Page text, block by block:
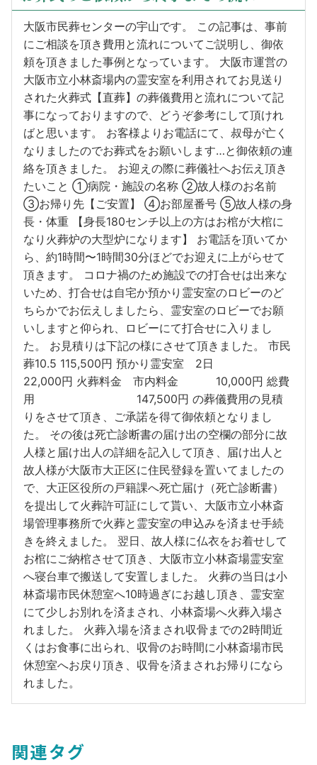
大阪市民葬センターの宇山です。 この記事は、事前
にご相談を頂き費用と流れについてご説明し、御依
頼を頂きました事例となっています。 大阪市運営の
大阪市立小林斎場内の霊安室を利用されてお見送り
された火葬式【直葬】の葬儀費用と流れについて記
事になっておりますので、どうぞ参考にして頂けれ
ばと思います。 お客様よりお電話にて、叔母が亡く
なりましたのでお葬式をお願いします…と御依頼の連
絡を頂きました。 お迎えの際に葬儀社へお伝え頂き
たいこと ①病院・施設の名称 ②故人様のお名前
③お帰り先【ご安置】 ④お部屋番号 ⑤故人様の身
長・体重 【身長180センチ以上の方はお棺が大棺に
なり火葬炉の大型炉になります】 お電話を頂いてか
ら、約1時間〜1時間30分ほどでお迎えに上がらせて
頂きます。 コロナ禍のため施設での打合せは出来な
いため、打合せは自宅か預かり霊安室のロビーのど
ちらかでお伝えしましたら、霊安室のロビーでお願
いしますと仰られ、ロビーにて打合せに入りまし
た。 お見積りは下記の様にさせて頂きました。 市民
葬10.5 115,500円 預かり霊安室 2日
22,000円 火葬料金 市内料金 10,000円 総費
用 147,500円 の葬儀費用の見積
りをさせて頂き、ご承諾を得て御依頼となりまし
た。 その後は死亡診断書の届け出の空欄の部分に故
人様と届け出人の詳細を記入して頂き、届け出人と
故人様が大阪市大正区に住民登録を置いてましたの
で、大正区役所の戸籍課へ死亡届け（死亡診断書）
を提出して火葬許可証にして貰い、大阪市立小林斎
場管理事務所で火葬と霊安室の申込みを済ませ手続
きを終えました。 翌日、故人様に仏衣をお着せして
お棺にご納棺させて頂き、大阪市立小林斎場霊安室
へ寝台車で搬送して安置しました。 火葬の当日は小
林斎場市民休憩室へ10時過ぎにお越し頂き、霊安室
にて少しお別れを済まされ、小林斎場へ火葬入場さ
れました。 火葬入場を済まされ収骨までの2時間近
くはお食事に出られ、収骨のお時間に小林斎場市民
休憩室へお戻り頂き、収骨を済まされお帰りになら
れました。
関連タグ